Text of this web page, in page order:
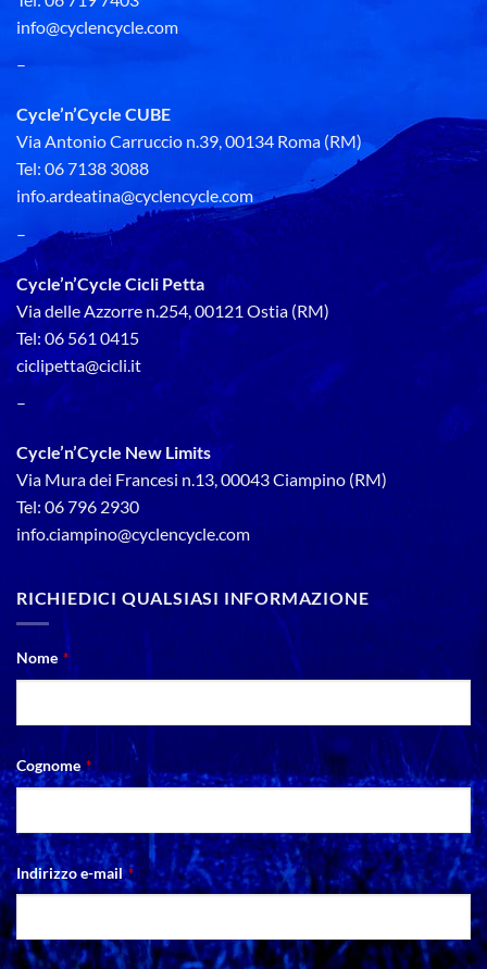
info@cyclencycle.com
–
Cycle’n’Cycle CUBE
Via Antonio Carruccio n.39, 00134 Roma (RM)
Tel: 06 7138 3088
info.ardeatina@cyclencycle.com
–
Cycle’n’Cycle Cicli Petta
Via delle Azzorre n.254, 00121 Ostia (RM)
Tel: 06 561 0415
ciclipetta@cicli.it
–
Cycle’n’Cycle New Limits
Via Mura dei Francesi n.13, 00043 Ciampino (RM)
Tel: 06 796 2930
info.ciampino@cyclencycle.com
RICHIEDICI QUALSIASI INFORMAZIONE
Nome *
Cognome *
Phone
Number *
Indirizzo e-mail *